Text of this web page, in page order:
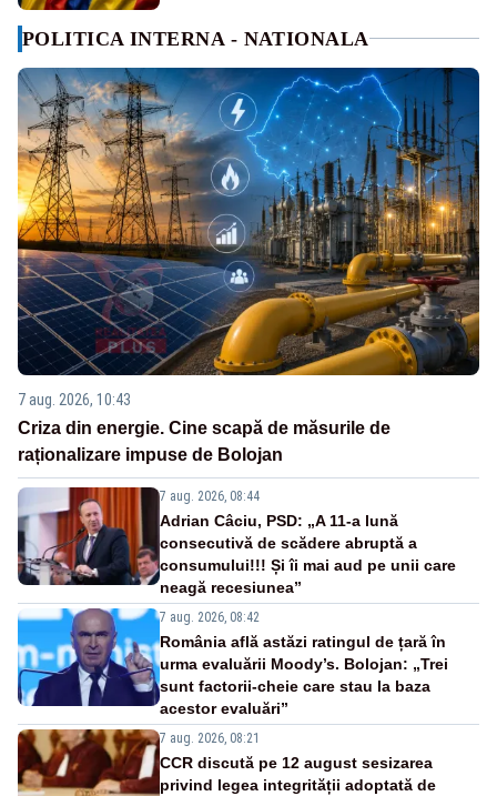
POLITICA INTERNA - NATIONALA
7 aug. 2026, 10:43
Criza din energie. Cine scapă de măsurile de
raționalizare impuse de Bolojan
7 aug. 2026, 08:44
Adrian Câciu, PSD: „A 11-a lună
consecutivă de scădere abruptă a
consumului!!! Și îi mai aud pe unii care
neagă recesiunea”
7 aug. 2026, 08:42
România află astăzi ratingul de țară în
urma evaluării Moody’s. Bolojan: „Trei
sunt factorii-cheie care stau la baza
acestor evaluări”
7 aug. 2026, 08:21
CCR discută pe 12 august sesizarea
privind legea integrității adoptată de